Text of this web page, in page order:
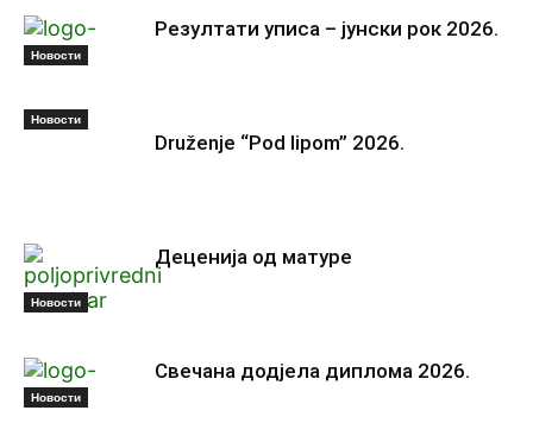
Новости
Резултати уписа – јунски рок 2026.
Новости
Druženje “Pod lipom” 2026.
Новости
Деценија од матуре
Новости
Свечана додјела диплома 2026.